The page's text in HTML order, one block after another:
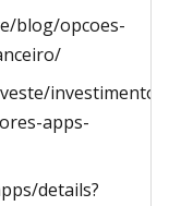
blog/opcoes-
apps-
details?